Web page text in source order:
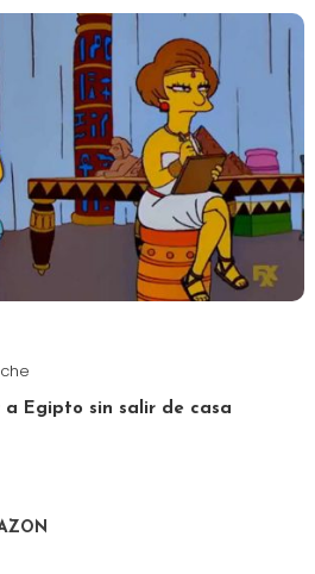
Egipto sin salir de casa